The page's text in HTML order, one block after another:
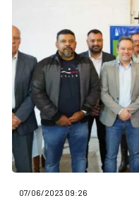
07/06/2023 09:26